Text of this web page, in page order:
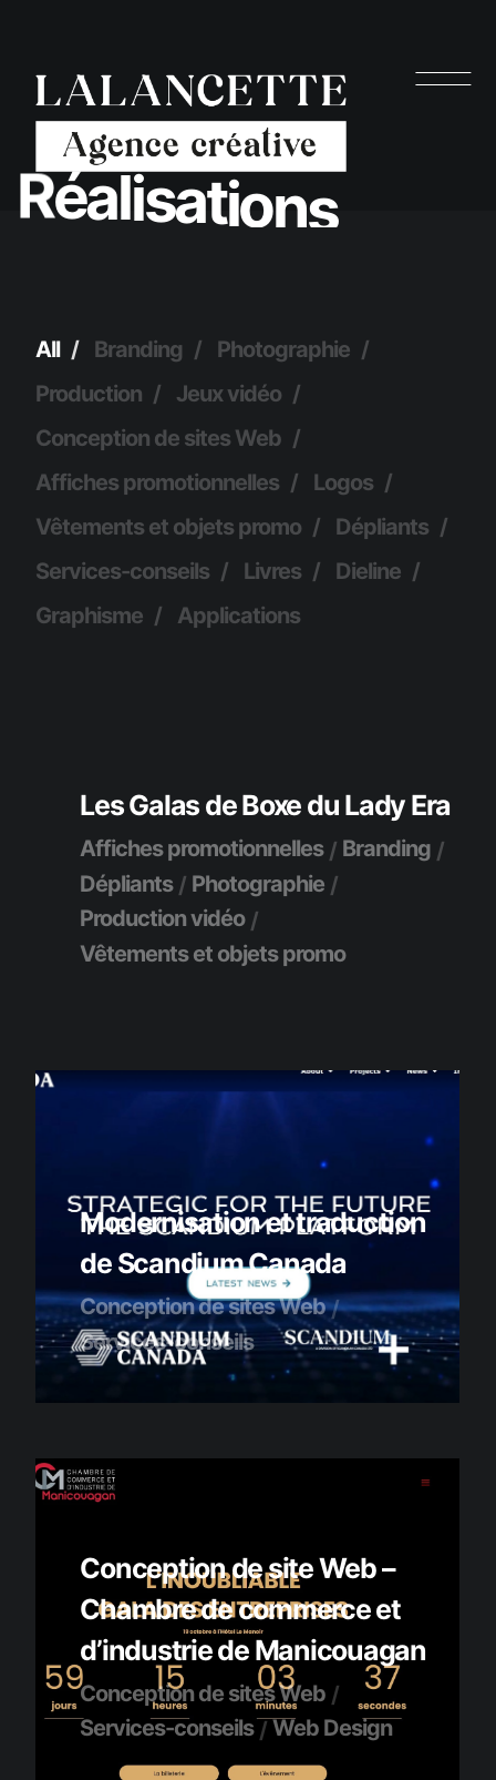
Réalisations
All Branding
Photographie
Production
Jeux vidéo
Conception de sites Web
Affiches promotionnelles
Logos
Vêtements et objets promo
Dépliants
Services-conseils
Livres
Dieline
Graphisme
Applications
Les Galas de Boxe du Lady Era
Affiches promotionnelles
Branding
Dépliants
Photographie
Production vidéo
Vêtements et objets promo
Modernisation et traduction
de Scandium Canada
Conception de sites Web
Services-conseils
Conception de site Web –
Chambre de commerce et
d’industrie de Manicouagan
Conception de sites Web
Services-conseils
Web Design